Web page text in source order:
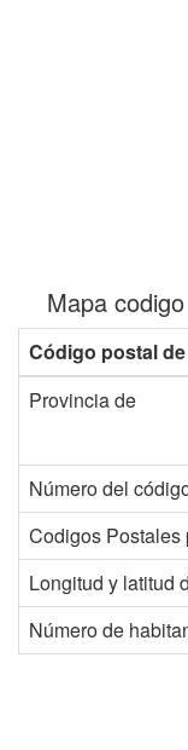
Mapa
Código postal de
Provincia de
Número del
Codigos Postales
Longitud y latitud
Número de